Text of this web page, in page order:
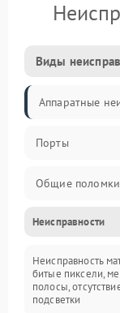
Виды
Аппаратные
Порты
Общие поломки
Устройства
Программные
Электрические
Неисправности
Неисправность
битые пиксели,
полосы,
подсветки